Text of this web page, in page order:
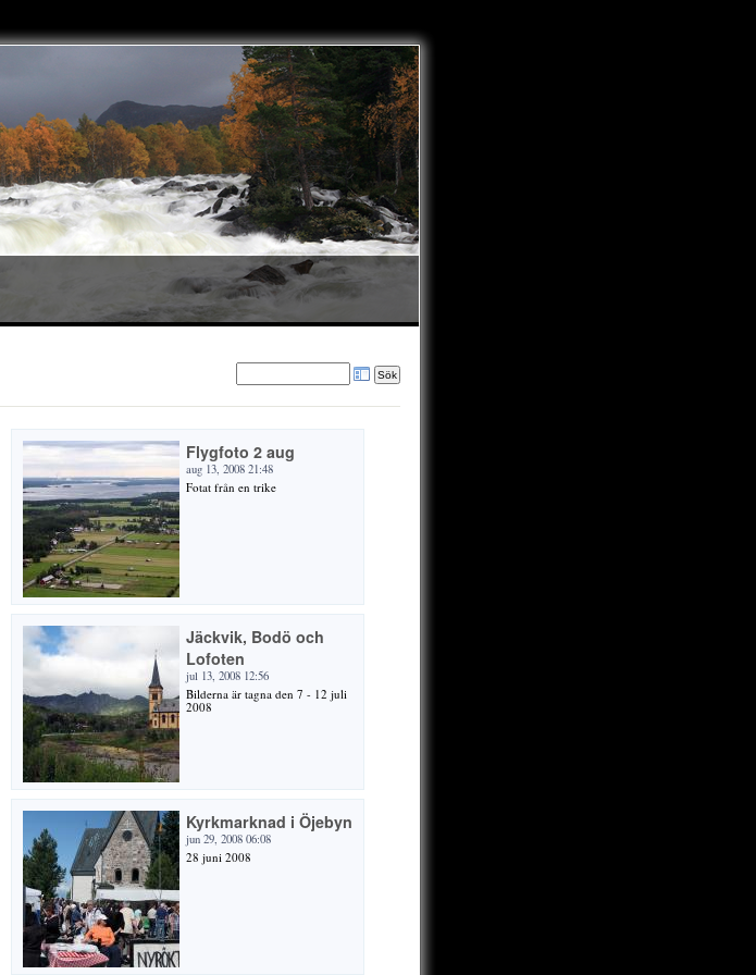
Flygfoto 2 aug
aug 13, 2008 21:48
Fotat från en trike
Jäckvik, Bodö och
Lofoten
jul 13, 2008 12:56
Bilderna är tagna den 7 - 12 juli
2008
Kyrkmarknad i Öjebyn
jun 29, 2008 06:08
28 juni 2008